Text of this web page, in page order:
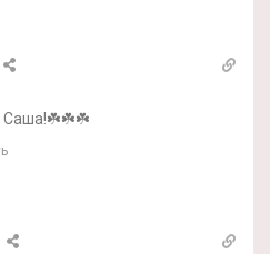
Саша!☘️☘️☘️